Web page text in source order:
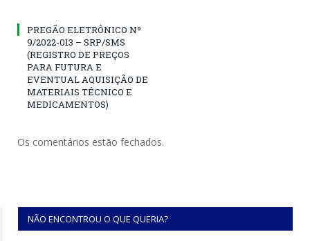
PREGÃO ELETRÔNICO Nº
9/2022-013 – SRP/SMS
(REGISTRO DE PREÇOS
PARA FUTURA E
EVENTUAL AQUISIÇÃO DE
MATERIAIS TÉCNICO E
MEDICAMENTOS)
Os comentários estão fechados.
NÃO ENCONTROU O QUE QUERIA?